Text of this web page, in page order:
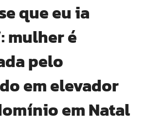
que eu ia
mulher é
pelo
em elevador
em Natal